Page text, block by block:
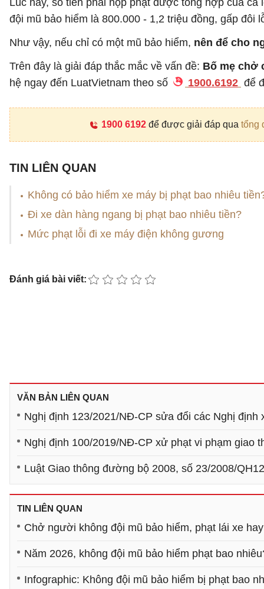
Lúc này, số tiền phải nộp phạt được tổng hợp của
đội mũ bảo hiểm là 800.000 - 1,2 triệu đồng, gấp
Như vậy, nếu chỉ có một mũ bảo hiểm, nên để cho
Trên đây là giải đáp thắc mắc về vấn đề: Bố mẹ chở
hệ ngay đến LuatVietnam theo số
1900.6192 để
1900 6192để được giải đáp qua tổng
TIN LIÊN QUAN
Không có bảo hiểm xe máy bị phạt bao nhiêu
Đi xe dàn hàng ngang bị phạt bao nhiêu tiền?
Mức phạt lỗi đi xe máy điện không gương
Đánh giá bài viết:
VĂN BẢN LIÊN QUAN
Nghị định 123/2021/NĐ-CP sửa đổi các Nghị
Nghị định 100/2019/NĐ-CP xử phạt vi phạm giao
Luật Giao thông đường bộ 2008, số 23/2008/QH12
TIN LIÊN QUAN
Chở người không đội mũ bảo hiểm, phạt lái xe
Năm 2026, không đội mũ bảo hiểm phạt bao
Infographic: Không đội mũ bảo hiểm bị phạt bao